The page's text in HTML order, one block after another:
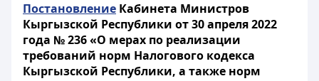
Постановление Кабинета Министров
Кыргызской Республики от 30 апреля 2022
года № 236 «О мерах по реализации
требований норм Налогового кодекса
Кыргызской Республики, а также норм